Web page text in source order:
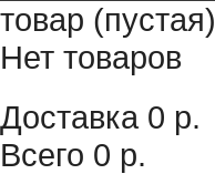
товар (пустая)
Нет товаров
Доставка 0 р.
Всего 0 р.